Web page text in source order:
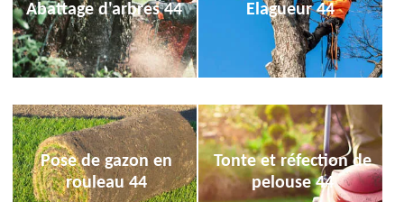
Abattage d'arbres 44 Elagueur 44
Pose de gazon en
rouleau 44
Tonte et réfection de
pelouse 44